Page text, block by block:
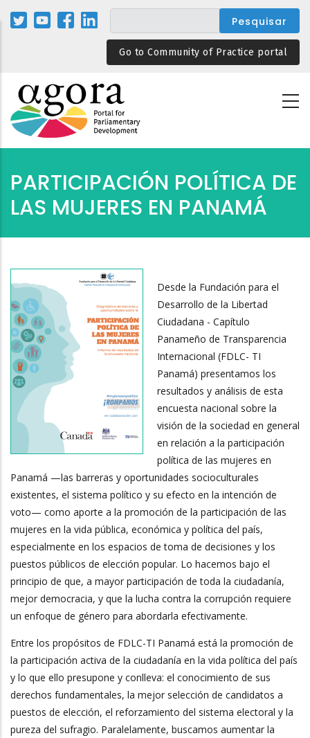
Passar
para
Go to Community of Practice portal
PARTICIPACIÓN POLÍTICA DE
LAS MUJERES EN PANAMÁ
Desde la Fundación para el
Desarrollo de la Libertad
Ciudadana - Capítulo
Panameño de Transparencia
Internacional (FDLC- TI
Panamá) presentamos los
resultados y análisis de esta
encuesta nacional sobre la
visión de la sociedad en general
en relación a la participación
política de las mujeres en
Panamá —las barreras y oportunidades socioculturales
existentes, el sistema político y su efecto en la intención de
voto— como aporte a la promoción de la participación de las
mujeres en la vida pública, económica y política del país,
especialmente en los espacios de toma de decisiones y los
puestos públicos de elección popular. Lo hacemos bajo el
principio de que, a mayor participación de toda la ciudadanía,
mejor democracia, y que la lucha contra la corrupción requiere
un enfoque de género para abordarla efectivamente.
Entre los propósitos de FDLC-TI Panamá está la promoción de
la participación activa de la ciudadanía en la vida política del país
y lo que ello presupone y conlleva: el conocimiento de sus
derechos fundamentales, la mejor selección de candidatos a
puestos de elección, el reforzamiento del sistema electoral y la
pureza del sufragio. Paralelamente, buscamos aumentar la